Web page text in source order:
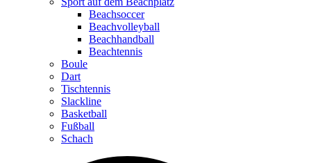
Beachsoccer
Beachvolleyball
Beachhandball
Beachtennis
Boule
Dart
Tischtennis
Slackline
Basketball
Fußball
Schach